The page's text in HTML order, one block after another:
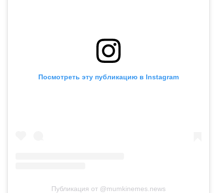
Посмотреть эту публикацию в Instagram
Публикация от @mumkinemes.news